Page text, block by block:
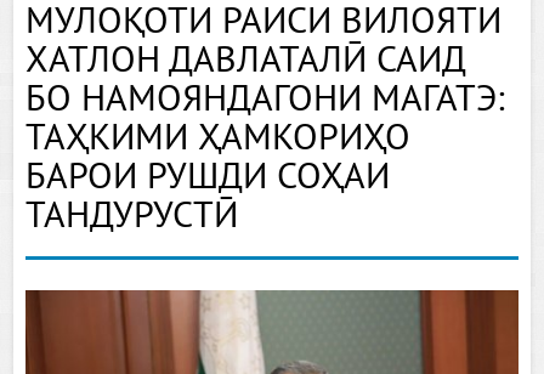
МУЛОҚОТИ РАИСИ ВИЛОЯТИ
ХАТЛОН ДАВЛАТАЛӢ САИД
БО НАМОЯНДАГОНИ МАГАТЭ:
ТАҲКИМИ ҲАМКОРИҲО
БАРОИ РУШДИ СОҲАИ
ТАНДУРУСТӢ